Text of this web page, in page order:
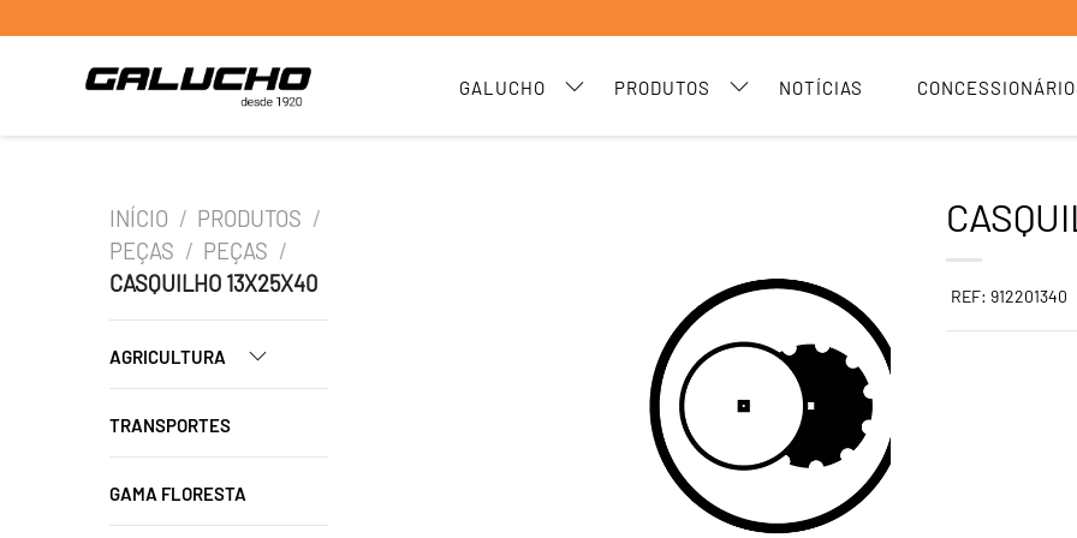
GALUCHO PRODUTOS NOTÍCIAS
INÍCIO / PRODUTOS /
PEÇAS / PEÇAS /
CASQUILHO 13X25X40
AGRICULTURA
TRANSPORTES
GAMA FLORESTA
REF: 912201340